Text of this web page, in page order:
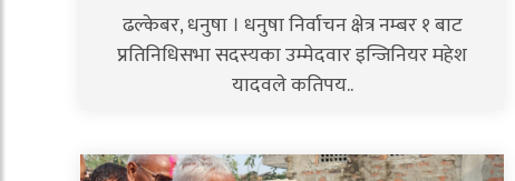
ढल्केबर, धनुषा । धनुषा निर्वाचन क्षेत्र नम्बर १ बाट
प्रतिनिधिसभा सदस्यका उम्मेदवार इन्जिनियर महेश
यादवले कतिपय..